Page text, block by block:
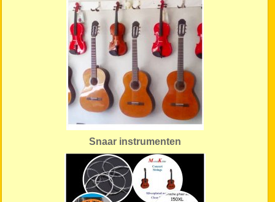
Snaar instrumenten